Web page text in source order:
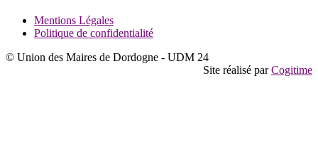
Mentions Légales
Politique de confidentialité
© Union des Maires de Dordogne - UDM 24
Site réalisé parCogitime